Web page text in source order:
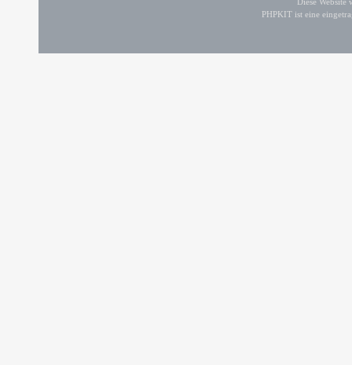
PHPKIT ist eine